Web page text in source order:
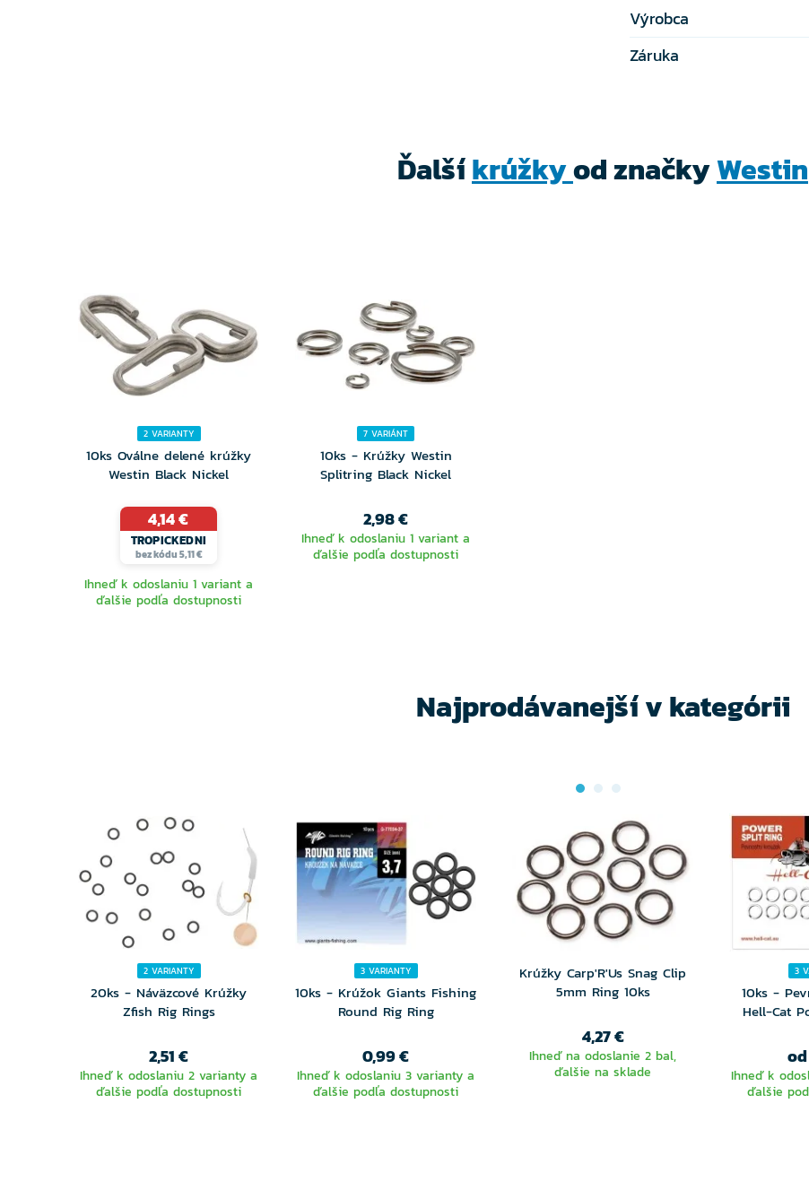
Výrobca
Záruka
Ďalšíkrúžkyod značkyWestin
2 VARIANTY
10ks Oválne delené krúžky
Westin Black Nickel
4,14 €
TROPICKEDNI
bez kódu 5,11 €
Ihneď k odoslaniu 1 variant a
ďalšie podľa dostupnosti
7 VARIÁNT
10ks - Krúžky Westin
Splitring Black Nickel
2,98 €
Ihneď k odoslaniu 1 variant a
ďalšie podľa dostupnosti
Najprodávanejší v kategórii
2 VARIANTY
20ks - Náväzcové Krúžky
Zfish Rig Rings
2,51 €
Ihneď k odoslaniu 2 varianty a
ďalšie podľa dostupnosti
3 VARIANTY
10ks - Krúžok Giants Fishing
Round Rig Ring
0,99 €
Ihneď k odoslaniu 3 varianty a
ďalšie podľa dostupnosti
Krúžky Carp'R'Us Snag Clip
5mm Ring 10ks
4,27 €
Ihneď na odoslanie 2 bal,
ďalšie na sklade
3
10ks -
Hell-Cat
Ihneď k
ďalšie